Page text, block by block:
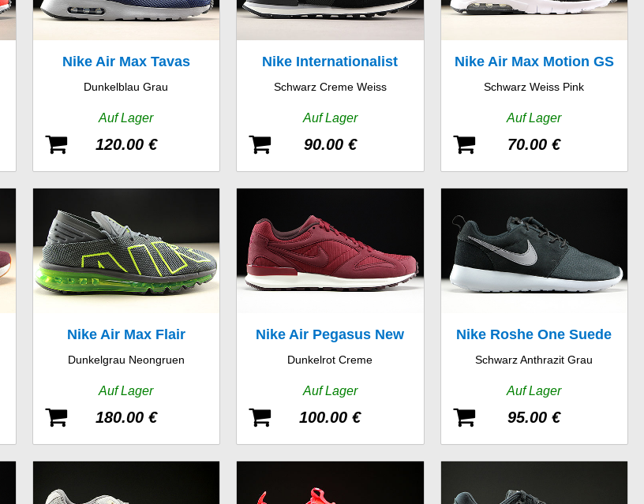
Nike Air Max Tavas
Dunkelblau Grau
Auf Lager
120.00 €
Nike Internationalist
Schwarz Creme Weiss
Auf Lager
90.00 €
Nike Air Max Motion GS
Schwarz Weiss Pink
Auf Lager
70.00 €
Nike Air Max Flair
Dunkelgrau Neongruen
Auf Lager
180.00 €
Nike Air Pegasus New
Racer
Dunkelrot Creme
Auf Lager
100.00 €
Nike Roshe One Suede
Schwarz Anthrazit Grau
Auf Lager
95.00 €